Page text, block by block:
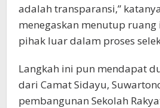
adalah transparansi,”
menegaskan menutup
pihak luar dalam proses
Langkah ini pun mendapat
dari Camat Sidayu,
pembangunan Sekolah